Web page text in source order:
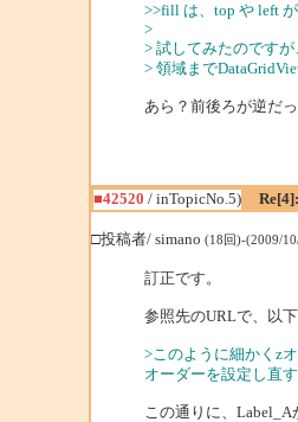
>>fill は、top や left
>
> 試してみたのです
> 領域まで
あら？前後ろが逆だ
■42520 / inTopicNo.5)
□投稿者/ simano (18回)-(2009/
訂正です。
参照先のURLで、以
>このように細かくz
オーダーを設定し直
この通りに、